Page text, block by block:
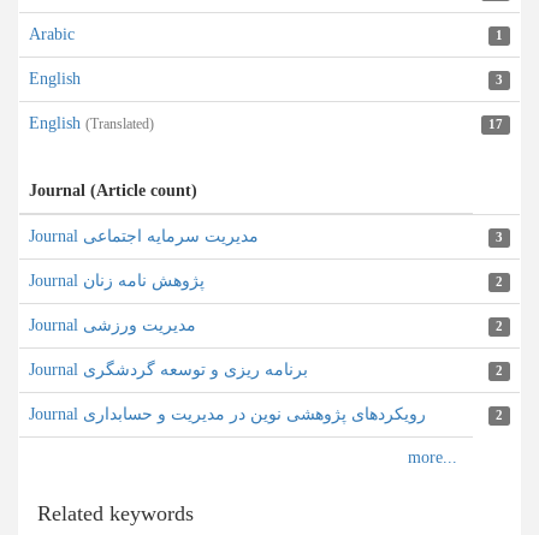
Arabic 1
English 3
English (Translated) 17
Journal (Article count)
Journal مدیریت سرمایه اجتماعی 3
Journal پژوهش نامه زنان 2
Journal مدیریت ورزشی 2
Journal برنامه ریزی و توسعه گردشگری 2
Journal رویکردهای پژوهشی نوین در مدیریت و حسابداری 2
Related keywords